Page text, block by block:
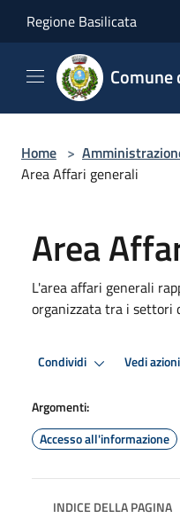
Regione Basilicata
Comune
Home >
Area Affari generali
Area
L'area affari generali
organizzata tra i settori
Condividi Vedi azioni
Argomenti:
Accesso all'informazione
INDICE DELLA PAGINA